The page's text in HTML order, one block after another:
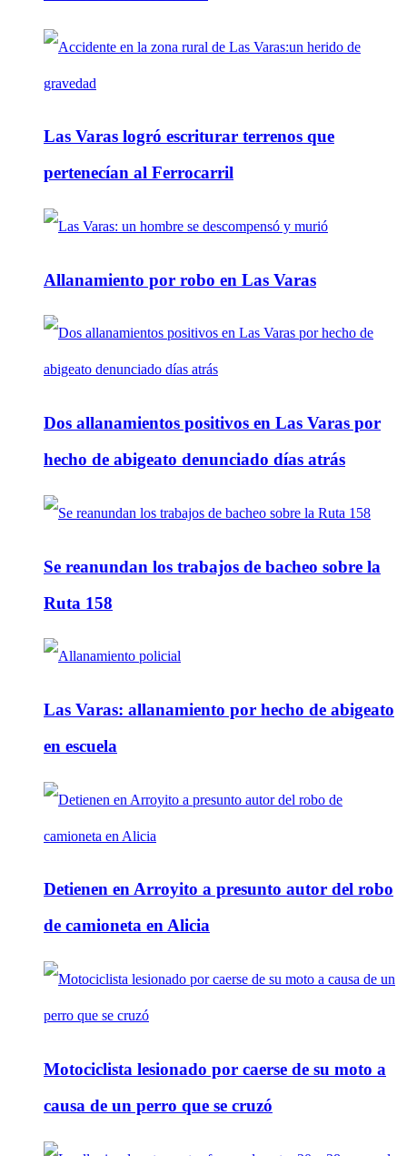
Las Varas logró escriturar terrenos que
pertenecían al Ferrocarril
Allanamiento por robo en Las Varas
Dos allanamientos positivos en Las Varas por
hecho de abigeato denunciado días atrás
Se reanundan los trabajos de bacheo sobre la
Ruta 158
Las Varas: allanamiento por hecho de abigeato
en escuela
Detienen en Arroyito a presunto autor del robo
de camioneta en Alicia
Motociclista lesionado por caerse de su moto a
causa de un perro que se cruzó